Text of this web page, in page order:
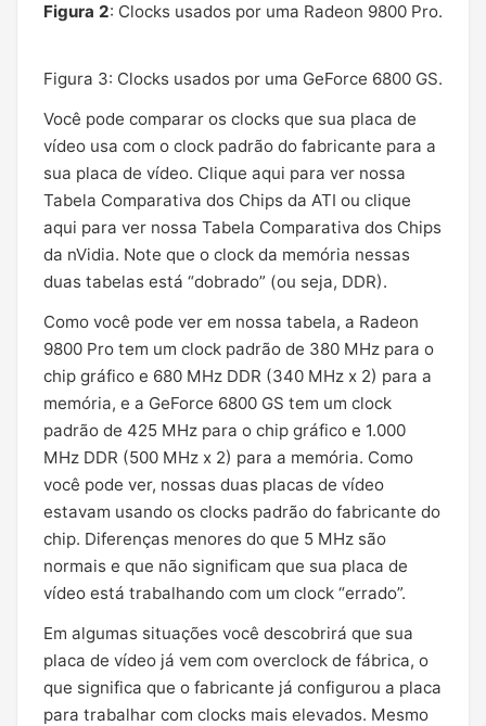
Figura 2: Clocks usados por uma Radeon 9800 Pro.
Figura 3: Clocks usados por uma GeForce 6800 GS.
Você pode comparar os clocks que sua placa de
vídeo usa com o clock padrão do fabricante para a
sua placa de vídeo. Clique aqui para ver nossa
Tabela Comparativa dos Chips da ATI ou clique
aqui para ver nossa Tabela Comparativa dos Chips
da nVidia. Note que o clock da memória nessas
duas tabelas está “dobrado” (ou seja, DDR).
Como você pode ver em nossa tabela, a Radeon
9800 Pro tem um clock padrão de 380 MHz para o
chip gráfico e 680 MHz DDR (340 MHz x 2) para a
memória, e a GeForce 6800 GS tem um clock
padrão de 425 MHz para o chip gráfico e 1.000
MHz DDR (500 MHz x 2) para a memória. Como
você pode ver, nossas duas placas de vídeo
estavam usando os clocks padrão do fabricante do
chip. Diferenças menores do que 5 MHz são
normais e que não significam que sua placa de
vídeo está trabalhando com um clock “errado”.
Em algumas situações você descobrirá que sua
placa de vídeo já vem com overclock de fábrica, o
que significa que o fabricante já configurou a placa
para trabalhar com clocks mais elevados. Mesmo